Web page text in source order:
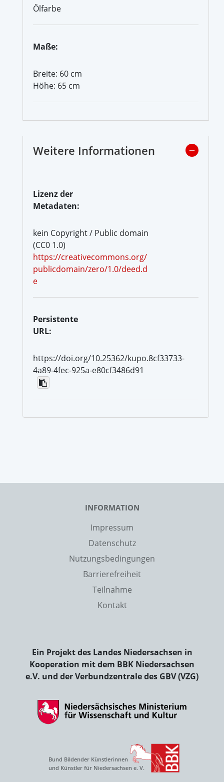
Ölfarbe
Maße:
Breite: 60 cm
Höhe: 65 cm
Weitere Informationen
Lizenz der
Metadaten:
kein Copyright / Public domain
(CC0 1.0)
https://creativecommons.org/
publicdomain/zero/1.0/deed.d
e
Persistente
URL:
https://doi.org/10.25362/kupo.8cf33733-
4a89-4fec-925a-e80cf3486d91
INFORMATION
Impressum
Datenschutz
Nutzungsbedingungen
Barrierefreiheit
Teilnahme
Kontakt
Ein Projekt des Landes Niedersachsen in
Kooperation mit dem BBK Niedersachsen
e.V. und der Verbundzentrale des GBV (VZG)
Bund Bildender Künstlerinnen
und Künstler für Niedersachsen e. V.